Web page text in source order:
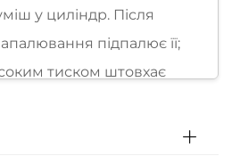
у циліндр. Після
підпалює її;
тиском штовхає
→ механічна енергія).